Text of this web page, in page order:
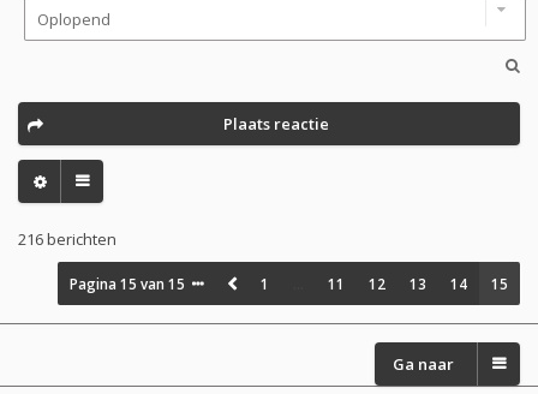
Plaats reactie
216 berichten
Pagina15 van15 1 11 12 13 14 15
Ga naar